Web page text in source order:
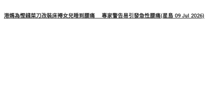
港媽為慳錢菜刀改裝床褥女兒睡到腰痛 專家警告易引發急性腰痛(星島 09 Jul 2026)